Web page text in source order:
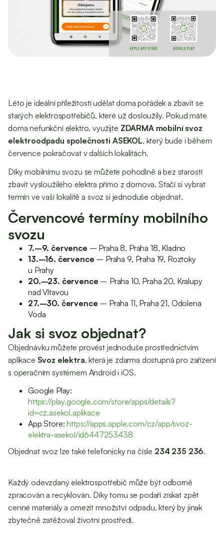
Léto je ideální příležitostí udělat doma pořádek a zbavit se
starých elektrospotřebičů, které už dosloužily. Pokud máte
doma nefunkční elektro, využijte ZDARMA mobilní svoz
elektroodpadu společnosti ASEKOL, který bude i během
července pokračovat v dalších lokalitách.
Díky mobilnímu svozu se můžete pohodlně a bez starostí
zbavit vysloužilého elektra přímo z domova. Stačí si vybrat
termín ve vaší lokalitě a svoz si jednoduše objednat.
Červencové termíny mobilního
svozu
7.–9. července – Praha 8, Praha 18, Kladno
13.–16. července – Praha 9, Praha 19, Roztoky
u Prahy
20.–23. července – Praha 10, Praha 20, Kralupy
nad Vltavou
27.–30. července – Praha 11, Praha 21, Odolena
Voda
Jak si svoz objednat?
Objednávku můžete provést jednoduše prostřednictvím
aplikace Svoz elektra, která je zdarma dostupná pro zařízení
s operačním systémem Android i iOS.
Google Play:
https://play.google.com/store/apps/details?
id=cz.asekol.aplikace
App Store:https://apps.apple.com/cz/app/svoz-
elektra-asekol/id6447253438
Objednat svoz lze také telefonicky na čísle 234 235 236.
Každý odevzdaný elektrospotřebič může být odborně
zpracován a recyklován. Díky tomu se podaří získat zpět
cenné materiály a omezit množství odpadu, který by jinak
zbytečně zatěžoval životní prostředí.